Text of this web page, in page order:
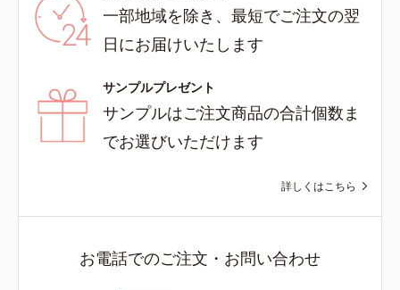
一部地域を除き、最短でご注文の翌
日にお届けいたします
サンプルプレゼント
サンプルはご注文商品の合計個数ま
でお選びいただけます
詳しくはこちら
お電話でのご注文・お問い合わせ